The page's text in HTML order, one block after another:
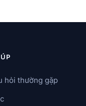
hỏi thường gặp